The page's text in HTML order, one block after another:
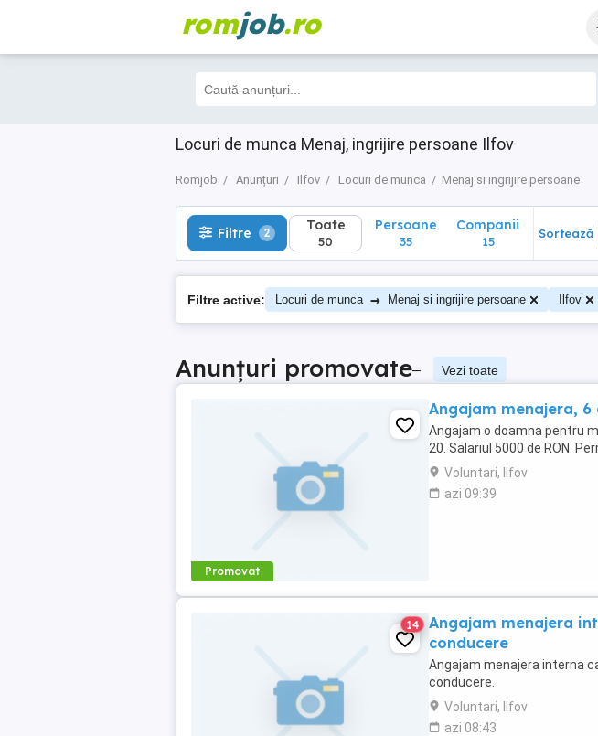
romjob.ro
Locuri de munca Menaj, ingrijire persoane Ilfov
Romjob Anunțuri Ilfov Locuri de munca Menaj si ingrijire persoane
Filtre 2 Toate
50
Filtre 2 Toate
50
Persoane
35
Companii
15
Sortează
Filtre active: Locuri de munca → Menaj si ingrijire persoane Ilfov
Anunțuri promovate– Vezi toate
Promovat
Angajam menajera, 6
Angajam o doamna pentru
20. Salariul 5000 de RON.
Voluntari, Ilfov
azi 09:39
14
Angajam menajera
conducere
Angajam menajera interna
conducere.
Voluntari, Ilfov
azi 08:43